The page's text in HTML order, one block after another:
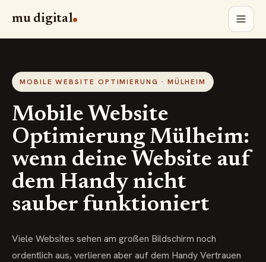
mu digital
MOBILE WEBSITE OPTIMIERUNG · MÜLHEIM
Mobile Website
Optimierung Mülheim:
wenn deine Website auf
dem Handy nicht
sauber funktioniert
Viele Websites sehen am großen Bildschirm noch
ordentlich aus, verlieren aber auf dem Handy Vertrauen